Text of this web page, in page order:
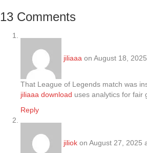
13 Comments
jiliaaa on August 18,
That League of Legends match was
jiliaaa download uses analytics for fair
Reply
jiliok on August 27, 2025